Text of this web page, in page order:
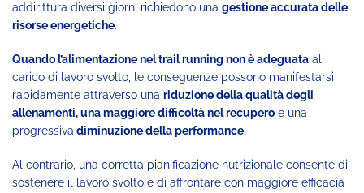
addirittura diversi giorni richiedono una gestione accurata delle
risorse energetiche.
Quando l’alimentazione nel trail running non è adeguata al
carico di lavoro svolto, le conseguenze possono manifestarsi
rapidamente attraverso una riduzione della qualità degli
allenamenti, una maggiore difficoltà nel recupero e una
progressiva diminuzione della performance.
Al contrario, una corretta pianificazione nutrizionale consente di
sostenere il lavoro svolto e di affrontare con maggiore efficacia